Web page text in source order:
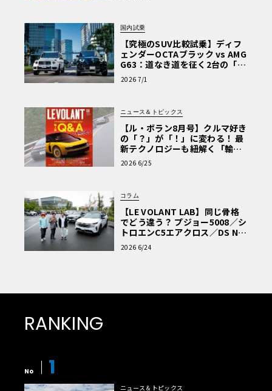
国内試乗
【究極のSUV比較試乗】ディフ
ェンダーOCTAブラック vs AMG
G63：道なき道を征く2台の「対
極的アプローチ」
2026 7/1
ニュース＆トピックス
【ル・ボラン8月号】クルマ好き
の「？」が「！」に変わる！ 最
新テクノロジーも紐解く「輸入
車Q&A」
2026 6/25
コラム
【LE VOLANT LAB】同じ骨格
でどう違う？ プジョー5008／シ
トロエンC5エアクロス／DS Nº4
読者一気乗りレポート
2026 6/24
RANKING
No 1
ニュース＆トピックス